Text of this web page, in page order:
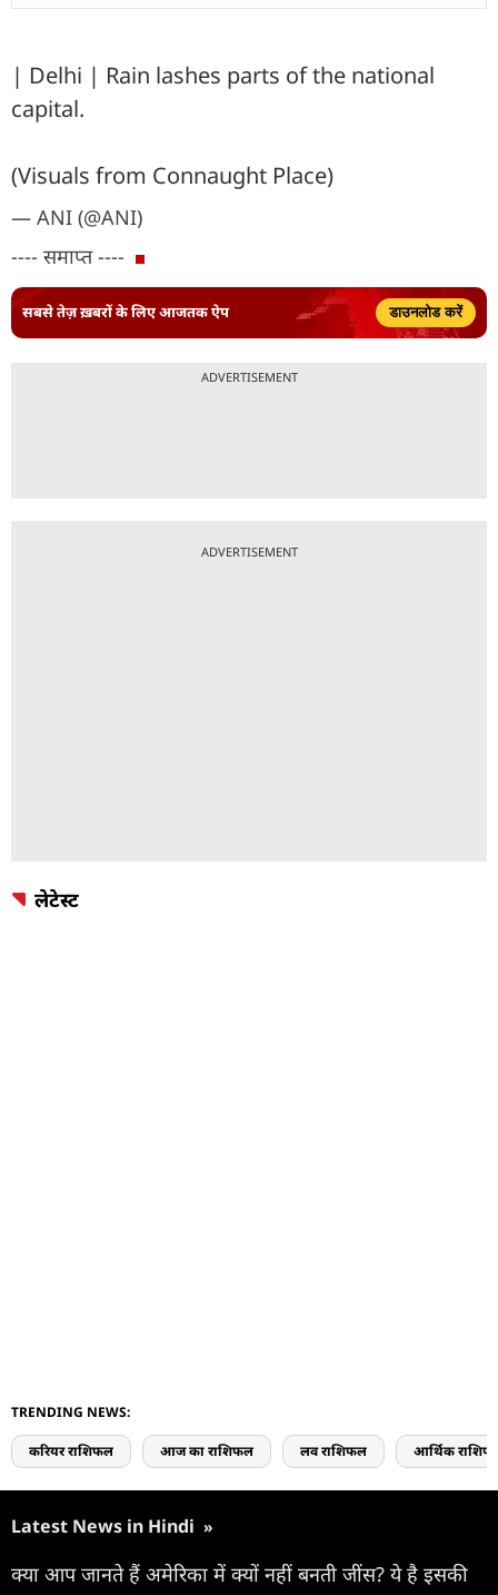
| Delhi | Rain lashes parts of the national
capital.
(Visuals from Connaught Place)
— ANI (@ANI)
---- समाप्त ----
सबसे तेज़ ख़बरों के लिए आजतक ऐप डाउनलोड करें
ADVERTISEMENT
ADVERTISEMENT
लेटेस्ट
TRENDING NEWS:
करियर राशिफल आज का राशिफल लव राशिफल आर्थिक
Latest News in Hindi »
क्या आप जानते हैं अमेरिका में क्यों नहीं बनती जींस? ये है इसकी